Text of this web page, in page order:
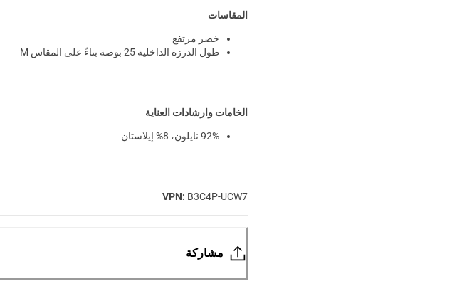
المقاسات
خصر مرتفع
طول الدرزة الداخلية 25 بوصة بناءً على المقاس M
الخامات وارشادات العناية
92% نايلون، 8% إيلاستان
VPN: B3C4P-UCW7
مشاركة